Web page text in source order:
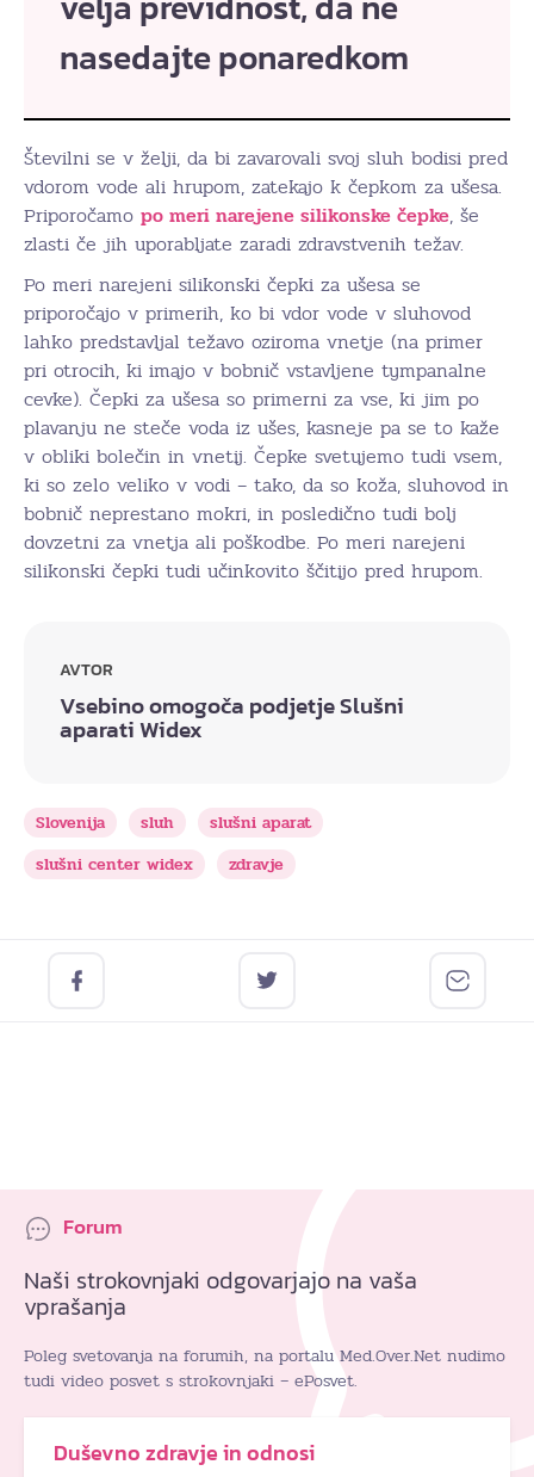
nasedajte ponaredkom
Številni se v želji, da bi zavarovali svoj sluh bodisi pred
vdorom vode ali hrupom, zatekajo k čepkom za ušesa.
Priporočamo po meri narejene silikonske čepke, še
zlasti če jih uporabljate zaradi zdravstvenih težav.
Po meri narejeni silikonski čepki za ušesa se
priporočajo v primerih, ko bi vdor vode v sluhovod
lahko predstavljal težavo oziroma vnetje (na primer
pri otrocih, ki imajo v bobnič vstavljene tympanalne
cevke). Čepki za ušesa so primerni za vse, ki jim po
plavanju ne steče voda iz ušes, kasneje pa se to kaže
v obliki bolečin in vnetij. Čepke svetujemo tudi vsem,
ki so zelo veliko v vodi – tako, da so koža, sluhovod in
bobnič neprestano mokri, in posledično tudi bolj
dovzetni za vnetja ali poškodbe. Po meri narejeni
silikonski čepki tudi učinkovito ščitijo pred hrupom.
AVTOR
Vsebino omogoča podjetje Slušni
aparati Widex
Slovenija sluh
slušni aparat
slušni center widex
zdravje
Forum
Naši strokovnjaki odgovarjajo na vaša
vprašanja
Poleg svetovanja na forumih, na portalu Med.Over.Net nudimo
tudi video posvet s strokovnjaki – ePosvet.
Duševno zdravje in odnosi